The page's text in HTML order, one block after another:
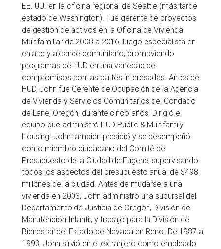
EE. UU. en la oficina regional de Seattle (más tarde
estado de Washington). Fue gerente de proyectos
de gestión de activos en la Oficina de Vivienda
Multifamiliar de 2008 a 2016, luego especialista en
enlace y alcance comunitario, promoviendo
programas de HUD en una variedad de
compromisos con las partes interesadas. Antes de
HUD, John fue Gerente de Ocupación de la Agencia
de Vivienda y Servicios Comunitarios del Condado
de Lane, Oregón, durante cinco años. Dirigió el
equipo que administró HUD Public & Multifamily
Housing. John también presidió y se desempeñó
como miembro ciudadano del Comité de
Presupuesto de la Ciudad de Eugene, supervisando
todos los aspectos del presupuesto anual de $498
millones de la ciudad. Antes de mudarse a una
vivienda en 2003, John administró una sucursal del
Departamento de Justicia de Oregón, División de
Manutención Infantil, y trabajó para la División de
Bienestar del Estado de Nevada en Reno. De 1987 a
1993, John sirvió en el extranjero como empleado